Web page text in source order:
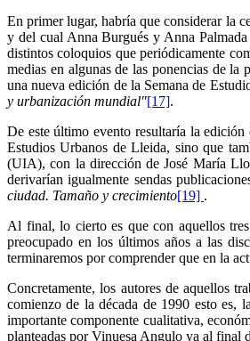
En primer lugar, habría que considerar la
y del cual Anna Burgués y Anna
distintos coloquios que periódicamente
medias en algunas de las ponencias de
una nueva edición de la Semana de
y urbanización mundial"[17].
De este último evento resultaría la
Estudios Urbanos de Lleida, sino que
(UIA), con la dirección de José María
derivarían igualmente sendas
ciudad. Tamaño y crecimiento[19] .
Al final, lo cierto es que con aquellos
preocupado en los últimos años a las
terminaremos por comprender que en la
Concretamente, los autores de aquellos
comienzo de la década de 1990 esto es,
importante componente cualitativa,
planteadas por Vinuesa Angulo ya al final